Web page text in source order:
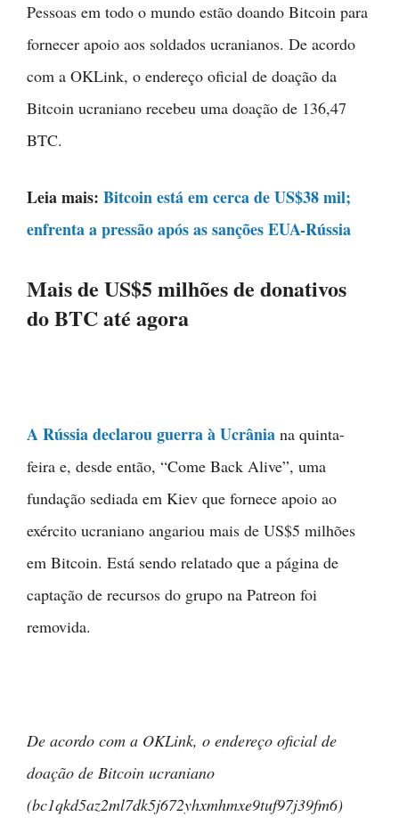
Pessoas em todo o mundo estão doando Bitcoin para
fornecer apoio aos soldados ucranianos. De acordo
com a OKLink, o endereço oficial de doação da
Bitcoin ucraniano recebeu uma doação de 136,47
BTC.
Leia mais: Bitcoin está em cerca de US$38 mil;
enfrenta a pressão após as sanções EUA-Rússia
Mais de US$5 milhões de donativos
do BTC até agora
A Rússia declarou guerra à Ucrânia na quinta-
feira e, desde então, “Come Back Alive”, uma
fundação sediada em Kiev que fornece apoio ao
exército ucraniano angariou mais de US$5 milhões
em Bitcoin. Está sendo relatado que a página de
captação de recursos do grupo na Patreon foi
removida.
De acordo com a OKLink, o endereço oficial de
doação de Bitcoin ucraniano
(bc1qkd5az2ml7dk5j672yhxmhmxe9tuf97j39fm6)